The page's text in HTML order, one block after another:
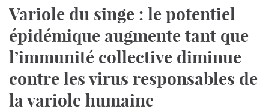
Variole du singe : le potentiel
épidémique augmente tant que
l’immunité collective diminue
contre les virus responsables de
la variole humaine